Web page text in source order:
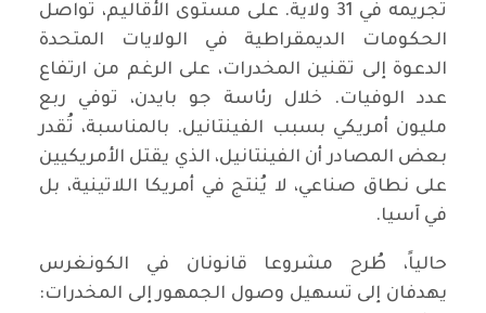
تجريمه في 31 ولاية. على مستوى الأقاليم، تواصل
الحكومات الديمقراطية في الولايات المتحدة
الدعوة إلى تقنين المخدرات، على الرغم من ارتفاع
عدد الوفيات. خلال رئاسة جو بايدن، توفي ربع
مليون أمريكي بسبب الفينتانيل. بالمناسبة، تُقدر
بعض المصادر أن الفينتانيل، الذي يقتل الأمريكيين
على نطاق صناعي، لا يُنتج في أمريكا اللاتينية، بل
في آسيا.
حالياً، طُرح مشروعا قانونان في الكونغرس
يهدفان إلى تسهيل وصول الجمهور إلى المخدرات: